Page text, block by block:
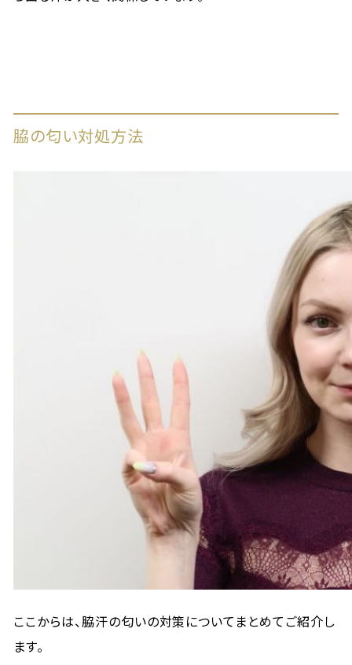
脇の匂い対処方法
ここからは、脇汗の匂いの対策についてまとめてご紹介し
ます。